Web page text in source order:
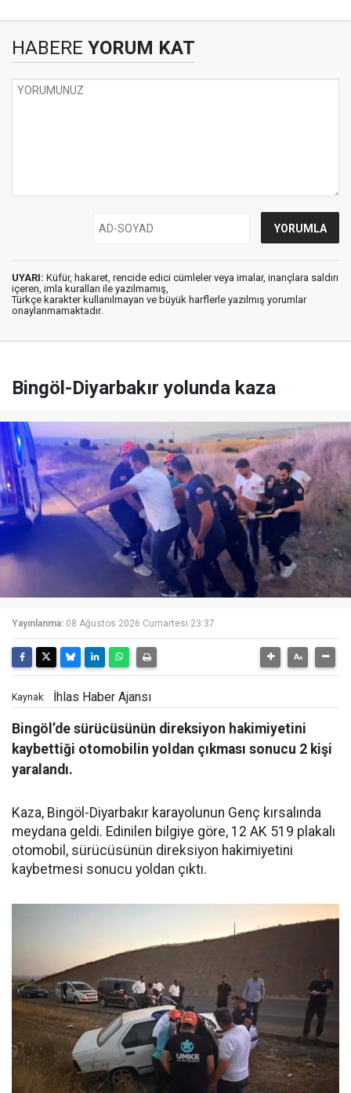
HABERE YORUM KAT
UYARI: Küfür, hakaret, rencide edici cümleler veya imalar, inançlara saldırı
içeren, imla kuralları ile yazılmamış,
Türkçe karakter kullanılmayan ve büyük harflerle yazılmış yorumlar
onaylanmamaktadır.
Bingöl-Diyarbakır yolunda kaza
Yayınlanma: 08 Ağustos 2026 Cumartesi 23:37
Kaynak: İhlas Haber Ajansı
Bingöl’de sürücüsünün direksiyon hakimiyetini
kaybettiği otomobilin yoldan çıkması sonucu 2 kişi
yaralandı.
Kaza, Bingöl-Diyarbakır karayolunun Genç kırsalında
meydana geldi. Edinilen bilgiye göre, 12 AK 519 plakalı
otomobil, sürücüsünün direksiyon hakimiyetini
kaybetmesi sonucu yoldan çıktı.